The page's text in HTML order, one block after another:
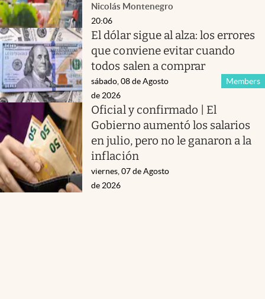
Nicolás Montenegro
20:06
El dólar sigue al alza: los errores
que conviene evitar cuando
todos salen a comprar
Members
sábado, 08 de Agosto
de 2026
Oficial y confirmado | El
Gobierno aumentó los salarios
en julio, pero no le ganaron a la
inflación
viernes, 07 de Agosto
de 2026